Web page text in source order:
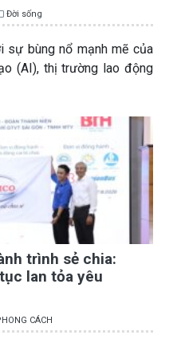
Đời sống
sự bùng nổ mạnh mẽ của
(AI), thị trường lao động
trình sẻ chia:
lan tỏa yêu
CÁCH